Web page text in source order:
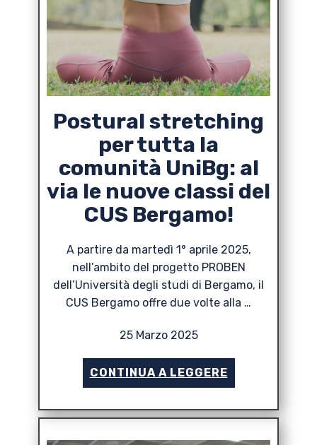
Postural stretching
per tutta la
comunità UniBg: al
via le nuove classi del
CUS Bergamo!
A partire da martedì 1° aprile 2025,
nell’ambito del progetto PROBEN
dell’Università degli studi di Bergamo, il
CUS Bergamo offre due volte alla …
25 Marzo 2025
CONTINUA A LEGGERE